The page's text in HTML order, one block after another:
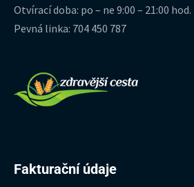
Otvírací doba: po – ne 9:00 – 21:00 hod.
Pevná linka: 704 450 787
Fakturační údaje